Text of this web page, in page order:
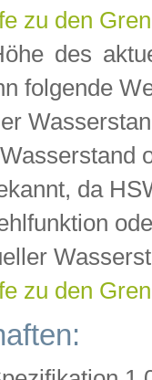
zu den
des
folgende
da
zu den